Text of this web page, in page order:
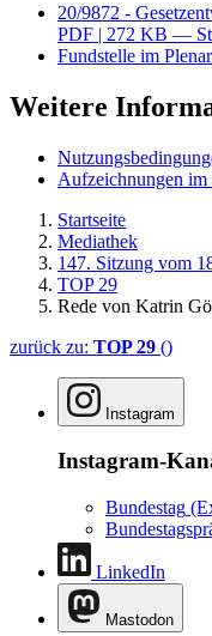
20/9872 -
PDF | 272 KB —
Fundstelle im
Weitere
Aufzeichnungen im
Startseite
Mediathek
147. Sitzung vom
TOP 29
Rede von Katrin
zurück zu: TOP 29 ()
Instagram
Instagram-
Bundestag
LinkedIn
Mastodon